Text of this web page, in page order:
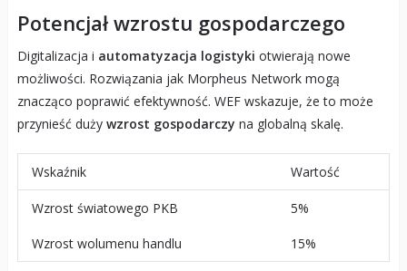
Potencjał wzrostu gospodarczego
Digitalizacja i automatyzacja logistyki otwierają nowe
możliwości. Rozwiązania jak Morpheus Network mogą
znacząco poprawić efektywność. WEF wskazuje, że to może
przynieść duży wzrost gospodarczy na globalną skalę.
Wskaźnik Wartość
Wzrost światowego PKB 5%
Wzrost wolumenu handlu 15%